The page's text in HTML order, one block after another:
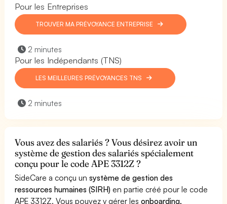
Pour les Entreprises
TROUVER MA PRÉVOYANCE ENTREPRISE
2 minutes
Pour les Indépendants (TNS)
LES MEILLEURES PRÉVOYANCES TNS
2 minutes
Vous avez des salariés ? Vous désirez avoir un
système de gestion des salariés spécialement
conçu pour le code APE 3312Z ?
SideCare a conçu unsystème de gestion des
ressources humaines (SIRH) en partie créé pour le code
APE 3312Z. Vous pouvez y gérer lesonboarding,